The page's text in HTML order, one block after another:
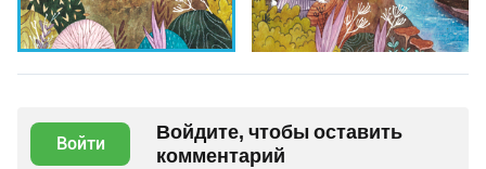
Войти
Войдите, чтобы оставить
комментарий